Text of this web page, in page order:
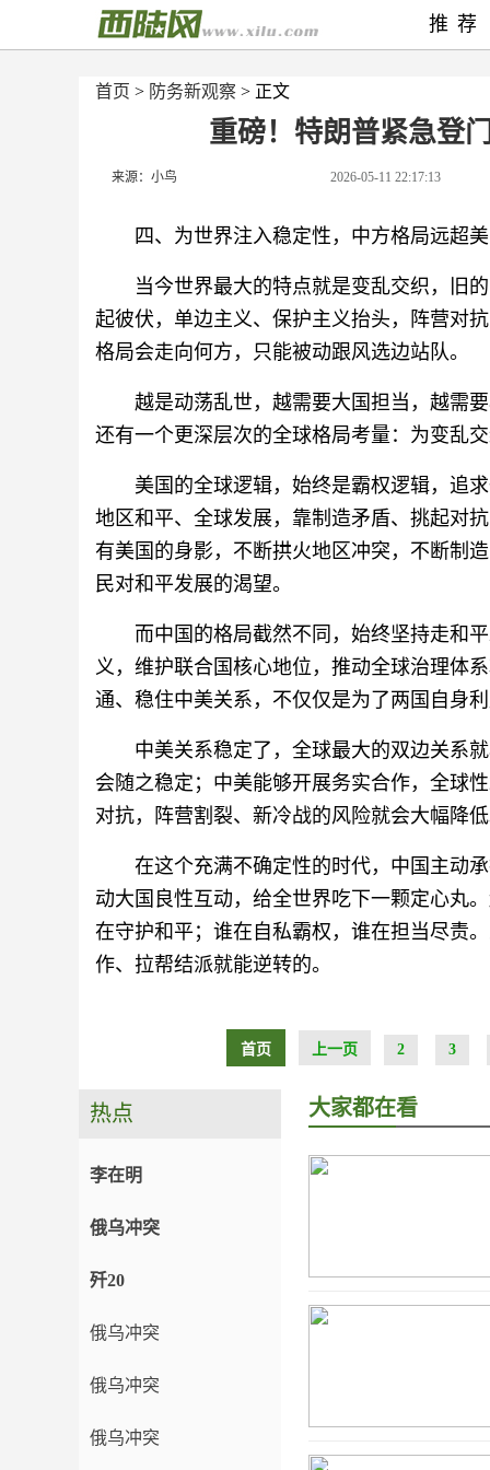
首页 > 防务新观察 > 正文
重磅！特朗普紧急登
来源：小鸟 2026-05-11 22:17:13
四、为世界注入稳定性，中方格局远超
当今世界最大的特点就是变乱交织，旧
起彼伏，单边主义、保护主义抬头，阵营对
格局会走向何方，只能被动跟风选边站队。
越是动荡乱世，越需要大国担当，越需
还有一个更深层次的全球格局考量：为变乱
美国的全球逻辑，始终是霸权逻辑，追
地区和平、全球发展，靠制造矛盾、挑起对
有美国的身影，不断拱火地区冲突，不断制
民对和平发展的渴望。
而中国的格局截然不同，始终坚持走和
义，维护联合国核心地位，推动全球治理体
通、稳住中美关系，不仅仅是为了两国自身
中美关系稳定了，全球最大的双边关系
会随之稳定；中美能够开展务实合作，全球
对抗，阵营割裂、新冷战的风险就会大幅降
在这个充满不确定性的时代，中国主动
动大国良性互动，给全世界吃下一颗定心丸
在守护和平；谁在自私霸权，谁在担当尽责
作、拉帮结派就能逆转的。
首页 上一页 2 3
推荐
热点
李在明
俄乌冲突
歼20
俄乌冲突
俄乌冲突
俄乌冲突
大家都在看